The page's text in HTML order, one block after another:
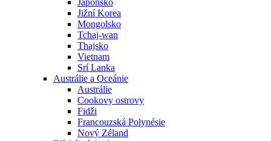
Jižní Korea
Mongolsko
Tchaj-wan
Thajsko
Vietnam
Srí Lanka
Austrálie a Oceánie
Austrálie
Cookovy ostrovy
Fidži
Francouzská Polynésie
Nový Zéland